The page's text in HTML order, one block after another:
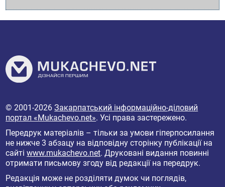
© 2001-2026Закарпатський інформаційно-діловий
портал «Mukachevo.net». Усі права застережено.
Передрук матеріалів – тільки за умови гіперпосилання
не нижче 3 абзацу на відповідну сторінку публікації на
сайтіwww.mukachevo.net. Друковані видання повинні
отримати письмову згоду від редакції на передрук.
Редакція може не розділяти думок чи поглядів,